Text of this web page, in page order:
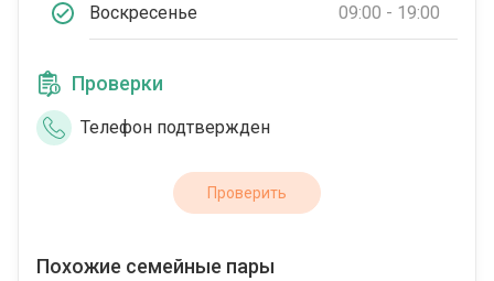
Воскресенье 09:00 - 19:00
Проверки
Телефон подтвержден
Проверить
Похожие семейные пары